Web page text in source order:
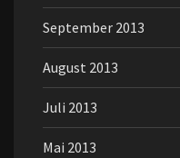
September 2013
August 2013
Juli 2013
Mai 2013